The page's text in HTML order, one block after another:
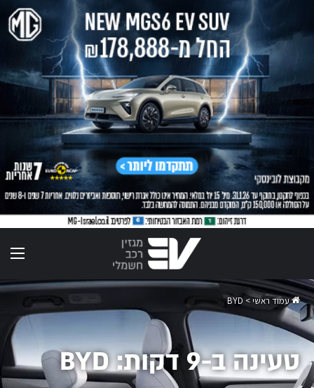
עמוד ראשי>
BYD
טעינה ב-9 דקות: BYD